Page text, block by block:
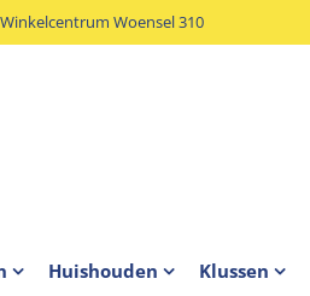
Winkelcentrum Woensel 310
Huishouden Klussen